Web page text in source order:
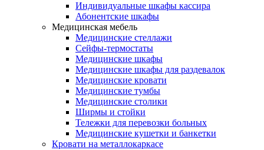
Индивидуальные шкафы кассира
Абонентские шкафы
Медицинская мебель
Медицинские стеллажи
Сейфы-термостаты
Медицинские шкафы
Медицинские шкафы для раздевалок
Медицинские кровати
Медицинские тумбы
Медицинские столики
Ширмы и стойки
Тележки для перевозки больных
Медицинские кушетки и банкетки
Кровати на металлокаркасе